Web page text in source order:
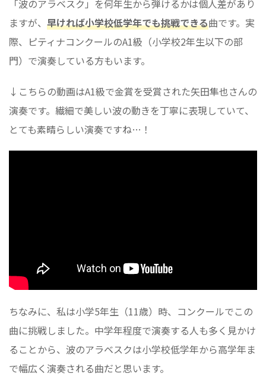
「波のアラベスク」を何年生から弾けるかは個人差があり
ますが、 早ければ小学校低学年でも挑戦できる曲です。実
際、ピティナコンクールのA1級（小学校2年生以下の部
門）で演奏している方もいます。
↓こちらの動画はA1級で金賞を受賞された矢田隼也さんの
演奏です。繊細で美しい波の動きを丁寧に表現していて、
とても素晴らしい演奏ですね…！
ちなみに、私は小学5年生（11歳）時、コンクールでこの
曲に挑戦しました。中学年程度で演奏する人も多く見かけ
ることから、波のアラベスクは小学校低学年から高学年ま
で幅広く演奏される曲だと思います。